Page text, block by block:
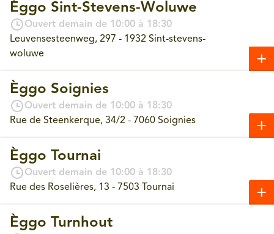
Èggo Sint-Stevens-Woluwe
Ouvert demain de 10:00 à 18:30
Leuvensesteenweg, 297 - 1932 Sint-stevens-
woluwe
Èggo Soignies
Ouvert demain de 10:00 à 18:30
Rue de Steenkerque, 34/2 - 7060 Soignies
Èggo Tournai
Ouvert demain de 10:00 à 18:30
Rue des Roselières, 13 - 7503 Tournai
Èggo Turnhout